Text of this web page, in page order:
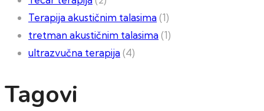
Terapija akustičnim talasima(1)
tretman akustičnim talasima(1)
ultrazvučna terapija(4)
Tagovi